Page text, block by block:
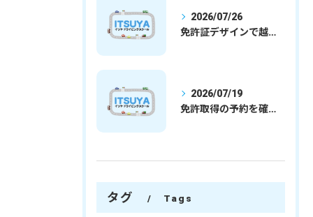
2026/07/26
免許証デザインで越谷市愛を表現する埼玉県さいたま市越谷市の免許取得完全ガイド
2026/07/19
免許取得の予約を確実に取るための最新ガイドと一発試験合格の実践法
タグ Tags